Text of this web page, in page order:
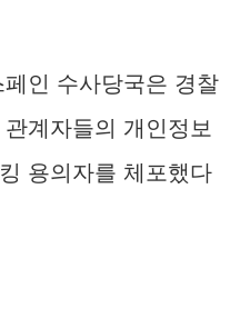
인 수사당국은 경찰
계자들의 개인정보
용의자를 체포했다